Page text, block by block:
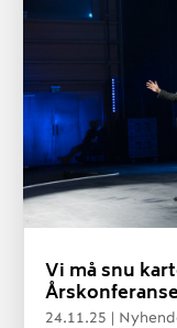
Vi må snu
24.11.25 |